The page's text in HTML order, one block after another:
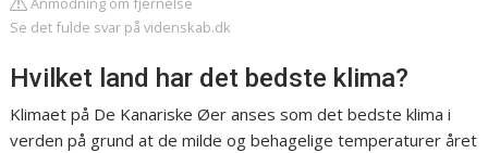
Se det fulde svar på videnskab.dk
Hvilket land har det bedste klima?
Klimaet på De Kanariske Øer anses som det bedste klima i
verden på grund at de milde og behagelige temperaturer året